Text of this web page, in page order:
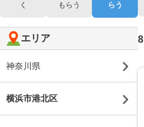
8
く
もらう
らう
エリア
神奈川県
横浜市港北区